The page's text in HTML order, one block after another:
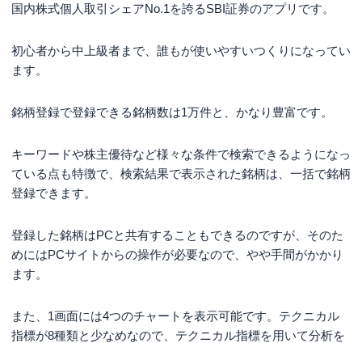
国内株式個人取引シェアNo.1を誇るSBI証券のアプリです。
初心者から中上級者まで、誰もが使いやすいつくりになってい
ます。
銘柄登録で登録できる銘柄数は1万件と、かなり豊富です。
キーワードや株主優待など様々な条件で検索できるようになっ
ている点も特徴で、検索結果で表示された銘柄は、一括で銘柄
登録できます。
登録した銘柄はPCと共有することもできるのですが、そのた
めにはPCサイトからの操作が必要なので、やや手間がかかり
ます。
また、1画面には4つのチャートを表示可能です。テクニカル
指標が8種類と少なめなので、テクニカル指標を用いて分析を